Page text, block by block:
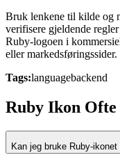
Bruk lenkene til kilde og
verifisere gjeldende
Ruby-logoen i
eller markedsføringssider.
Tags:languagebackend
Ruby Ikon Ofte
Kan jeg bruke Ruby-